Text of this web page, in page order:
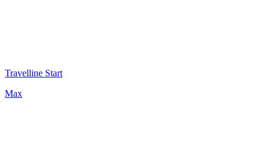
Travelline Start
Max